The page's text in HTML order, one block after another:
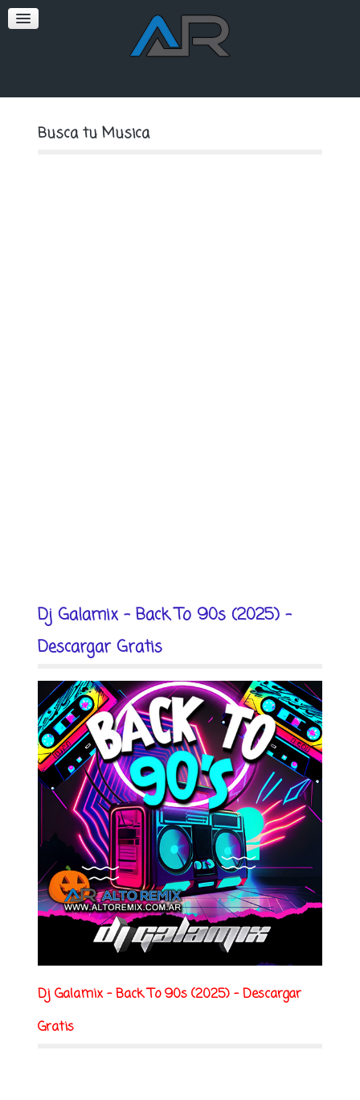
SOFT
Busca tu Musica
Dj Galamix - Back To 90s (2025) -
Descargar Gratis
Dj Galamix - Back To 90s (2025) - Descargar
Gratis